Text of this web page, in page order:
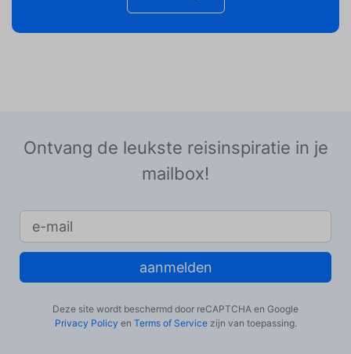
Ontvang de leukste reisinspiratie in je
mailbox!
aanmelden
Deze site wordt beschermd door reCAPTCHA en Google
Privacy Policy en Terms of Servicezijn van toepassing.